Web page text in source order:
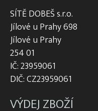
SÍTĚ DOBEŠ s.r.o.
Jílové u Prahy 698
Jílové u Prahy
254 01
IČ: 23959061
DIČ: CZ23959061
VÝDEJ ZBOŽÍ